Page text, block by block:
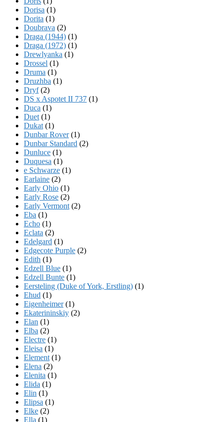
Dorisa (1)
Dorita (1)
Doubrava (2)
Draga (1944) (1)
Draga (1972) (1)
Drewlyanka (1)
Drossel (1)
Druma (1)
Druzhba (1)
Dryf(2)
DS x Aspotet II 737 (1)
Duca (1)
Duet (1)
Dukat (1)
Dunbar Rover(1)
Dunbar Standard (2)
Dunluce (1)
Duquesa (1)
e Schwarze (1)
Earlaine (2)
Early Ohio (1)
Early Rose (2)
Early Vermont (2)
Eba (1)
Echo (1)
Eclata (2)
Edelgard (1)
Edgecote Purple (2)
Edith (1)
Edzell Blue (1)
Edzell Bunte (1)
Eersteling (Duke of York, Erstling) (1)
Ehud (1)
Eigenheimer(1)
Ekaterininskiy (2)
Elan (1)
Elba (2)
Electre (1)
Eleisa (1)
Element (1)
Elena (2)
Elenita (1)
Elida (1)
Elin (1)
Elipsa (1)
Elke (2)
Ella (1)